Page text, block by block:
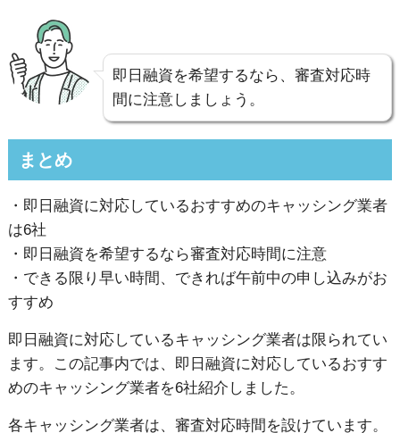
即日融資を希望するなら、審査対応時
間に注意しましょう。
まとめ
・即日融資に対応しているおすすめのキャッシング業者
は6社
・即日融資を希望するなら審査対応時間に注意
・できる限り早い時間、できれば午前中の申し込みがお
すすめ
即日融資に対応しているキャッシング業者は限られてい
ます。この記事内では、即日融資に対応しているおすす
めのキャッシング業者を6社紹介しました。
各キャッシング業者は、審査対応時間を設けています。